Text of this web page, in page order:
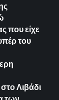
που είχε
του
Λιβάδι